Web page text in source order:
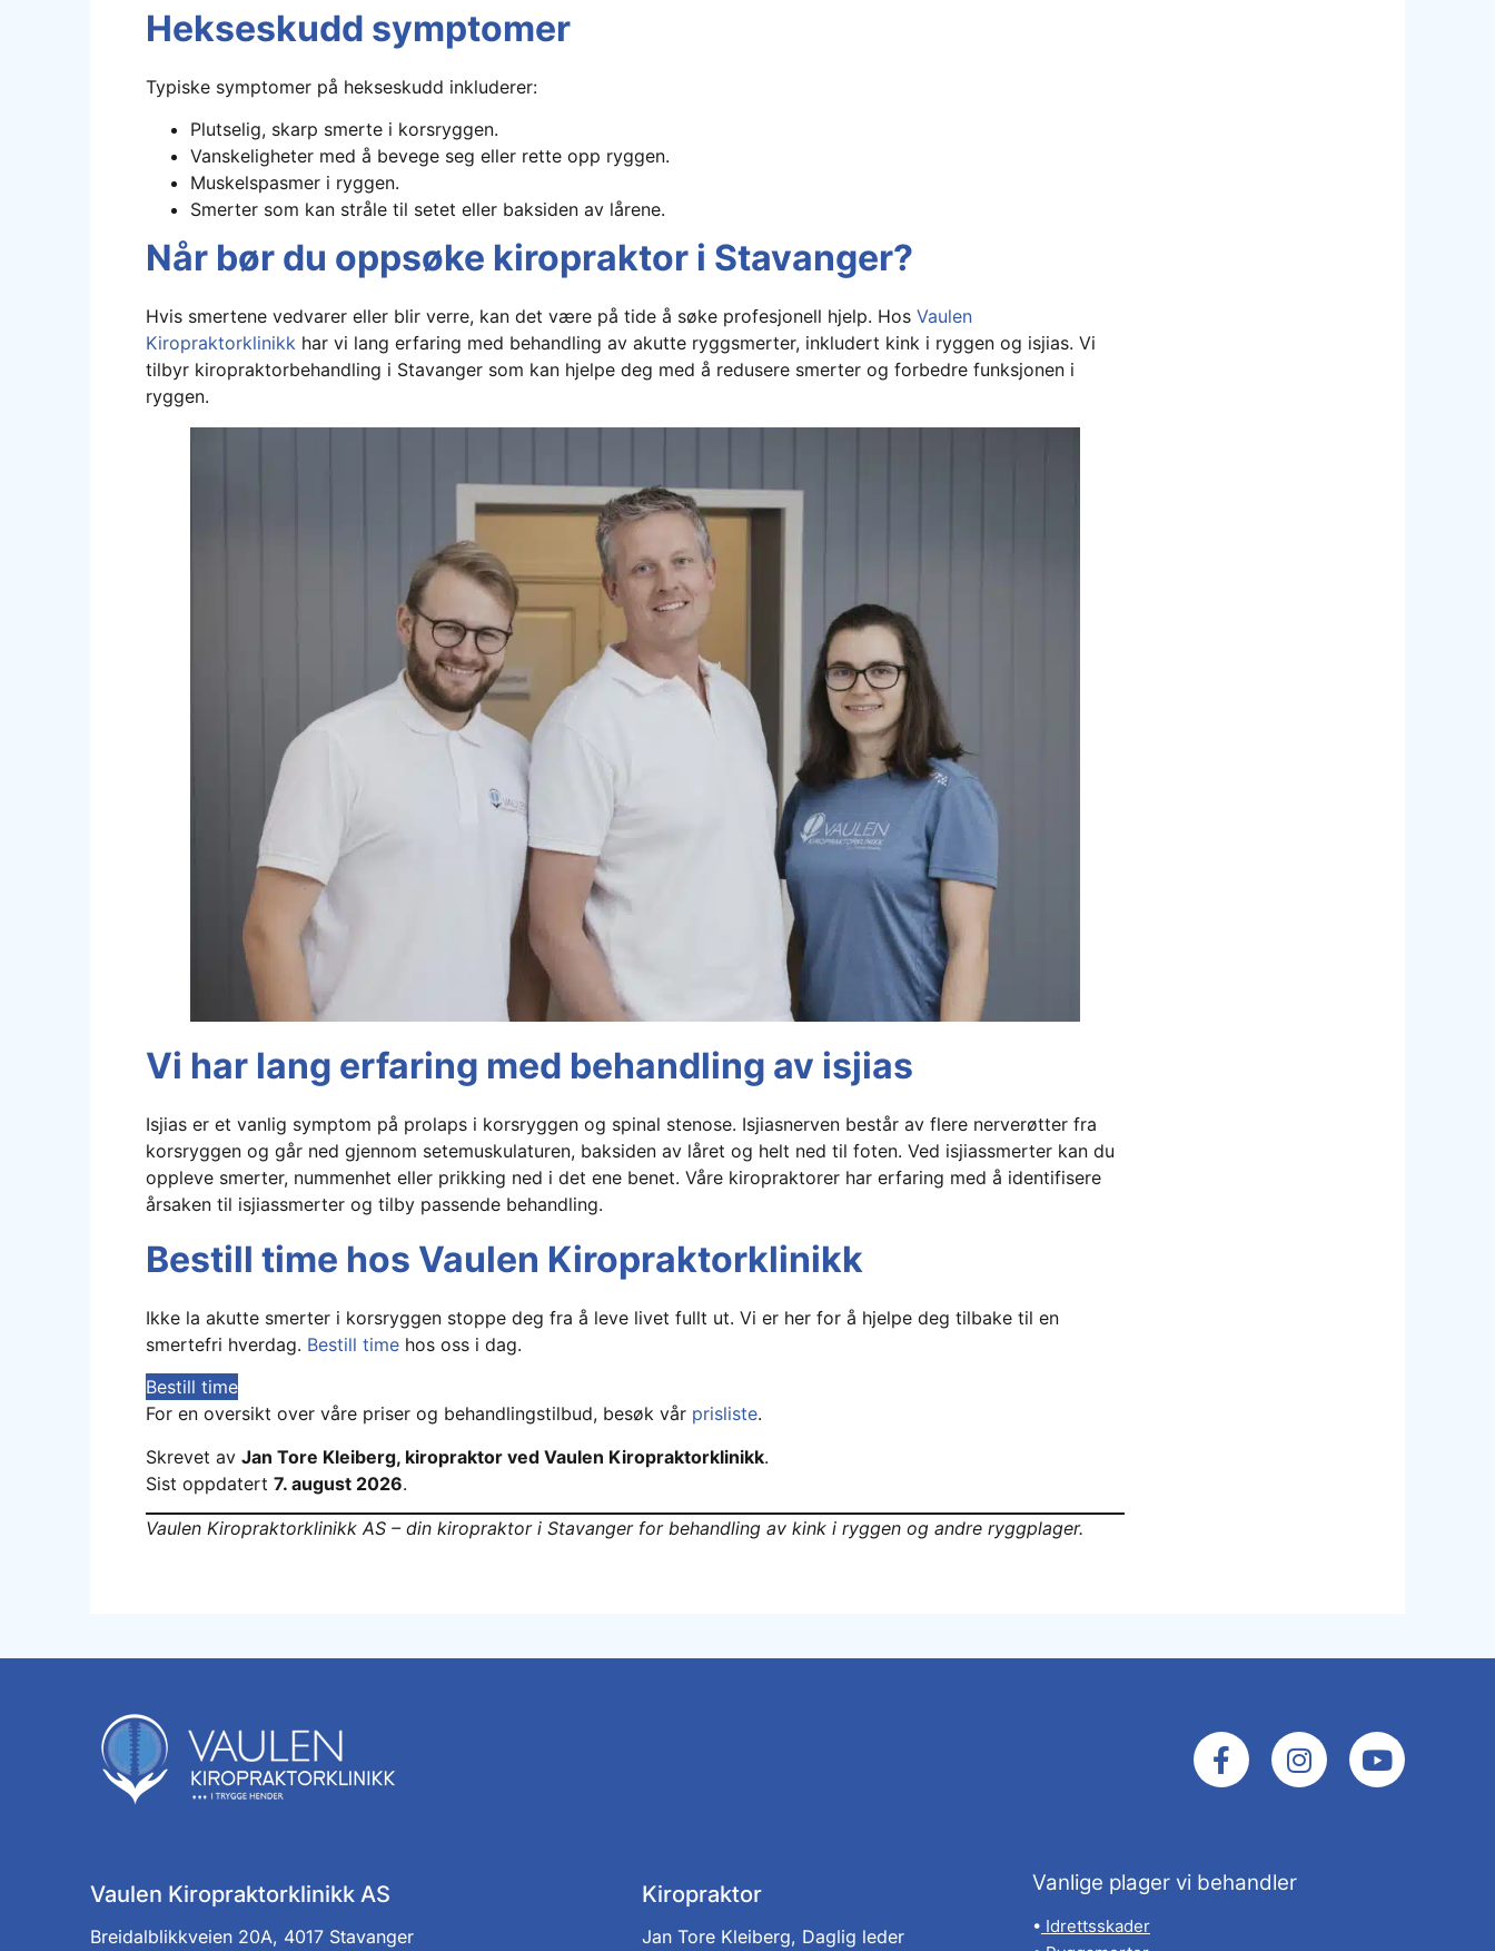
Hekseskudd symptomer
Typiske symptomer på hekseskudd inkluderer:
Plutselig, skarp smerte i korsryggen.
Vanskeligheter med å bevege seg eller rette opp ryggen.
Muskelspasmer i ryggen.
Smerter som kan stråle til setet eller baksiden av lårene.
Når bør du oppsøke kiropraktor i Stavanger?
Hvis smertene vedvarer eller blir verre, kan det være på tide å søke profesjonell hjelp. Hos Vaulen
Kiropraktorklinikk har vi lang erfaring med behandling av akutte ryggsmerter, inkludert kink i ryggen og isjias. Vi
tilbyr kiropraktorbehandling i Stavanger som kan hjelpe deg med å redusere smerter og forbedre funksjonen i
ryggen.
Vi har lang erfaring med behandling av isjias
Isjias er et vanlig symptom på prolaps i korsryggen og spinal stenose. Isjiasnerven består av flere nerverøtter fra
korsryggen og går ned gjennom setemuskulaturen, baksiden av låret og helt ned til foten. Ved isjiassmerter kan du
oppleve smerter, nummenhet eller prikking ned i det ene benet. Våre kiropraktorer har erfaring med å identifisere
årsaken til isjiassmerter og tilby passende behandling.
Bestill time hos Vaulen Kiropraktorklinikk
Ikke la akutte smerter i korsryggen stoppe deg fra å leve livet fullt ut. Vi er her for å hjelpe deg tilbake til en
smertefri hverdag. Bestill timehos oss i dag.
Bestill time
For en oversikt over våre priser og behandlingstilbud, besøk vår prisliste.
Skrevet av Jan Tore Kleiberg, kiropraktor ved Vaulen Kiropraktorklinikk.
Sist oppdatert 7. august 2026.
Vaulen Kiropraktorklinikk AS – din kiropraktor i Stavanger for behandling av kink i ryggen og andre ryggplager.
Vaulen Kiropraktorklinikk AS
Breidalblikkveien 20A, 4017 Stavanger
Kiropraktor
Jan Tore Kleiberg, Daglig leder
Vanlige plager vi behandler
• Idrettsskader